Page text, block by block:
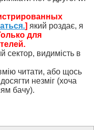
] який роздає, я
для
сектор, видимість в
читати, або щось
незміг (хоча
бачу).